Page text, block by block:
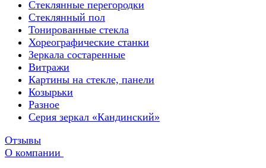
Стеклянные перегородки
Стеклянный пол
Тонированные стекла
Хореографические станки
Зеркала состаренные
Витражи
Картины на стекле, панели
Козырьки
Разное
Серия зеркал «Кандинский»
Отзывы
О компании